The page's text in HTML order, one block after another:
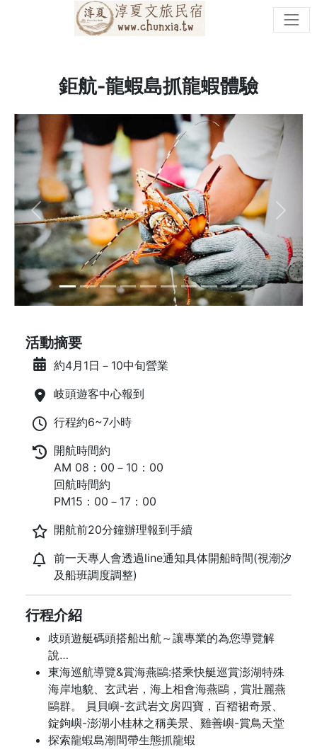
鉅航-龍蝦島抓龍蝦體驗
Previous Next
活動摘要
約4月1日－10中旬營業
岐頭遊客中心報到
行程約6~7小時
開航時間約
AM 08：00－10：00
回航時間約
PM15：00－17：00
開航前20分鐘辦理報到手續
前一天專人會透過line通知具体開船時間(視潮汐
及船班調度調整)
行程介紹
歧頭遊艇碼頭搭船出航～讓專業的為您導覽解
說…
東海巡航導覽&賞海燕鷗:搭乘快艇巡賞澎湖特殊
海岸地貌、玄武岩，海上相會海燕鷗，賞壯麗燕
鷗群。 員貝嶼-玄武岩文房四寶，百褶裙奇景、
錠鉤嶼-澎湖小桂林之稱美景、雞善嶼-賞鳥天堂
探索龍蝦島潮間帶生態抓龍蝦